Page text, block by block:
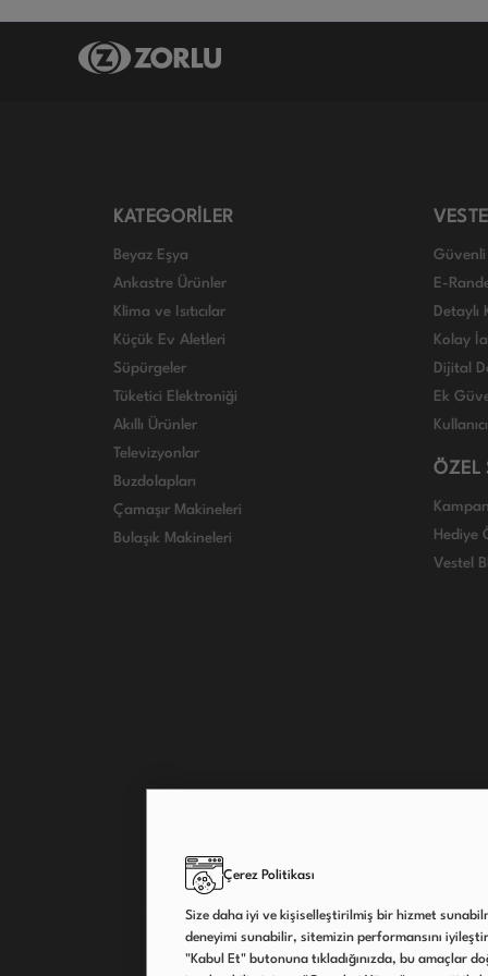
KATEGORİLER
Beyaz Eşya
Ankastre Ürünler
Klima ve Isıtıcılar
Küçük Ev Aletleri
Süpürgeler
Tüketici Elektroniği
Akıllı Ürünler
Televizyonlar
Buzdolapları
Çamaşır Makineleri
Bulaşık Makineleri
Güvenli
E-
Detaylı
Kolay
Dijital
Ek
ÖZEL
Hediye
Vestel
Çerez Politikası
Size daha iyi ve kişiselleştirilmiş bir hizmet
deneyimi sunabilir, sitemizin performansını
"Kabul Et" butonuna tıkladığınızda, bu amaçlar